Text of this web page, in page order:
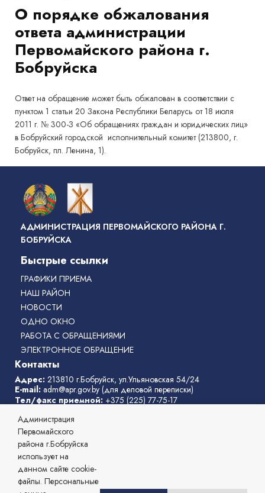
О порядке обжалования
ответа администрации
Первомайского района г.
Бобруйска
Ответ на обращение может быть обжалован в соответствии с
пунктом 1 статьи 20 Закона Республики Беларусь от 18 июля
2011 г. № 300-З «Об обращениях граждан и юридических лиц»
в Бобруйский городской исполнительный комитет (213800, г.
Бобруйск, пл. Ленина, 1).
АДМИНИСТРАЦИЯ ПЕРВОМАЙСКОГО РАЙОНА Г.
БОБРУЙСКА
Быстрые ссылки
ГРАФИКИ ПРИЕМА
НАШ РАЙОН
НОВОСТИ
ОДНО ОКНО
РАБОТА С ОБРАЩЕНИЯМИ
ЭЛЕКТРОННОЕ ОБРАЩЕНИЕ
Контакты
Адрес: 213810 г.Бобруйск, ул.Ульяновская 54/24
E-mail: adm@apr.gov.by (для деловой переписки)
Тел/факс приемной: +375 (225) 77-75-17
Режим работы администрации
13:00 до 14:00
выходные дни:суббота, воскресенье
Телефоны службы «одно окно»
© 2026 Администрация Первомайского района г. Бобруйска,
Официальный сайт.
Администрация
Первомайского
района г.Бобруйска
использует на
данном сайте cookie-
файлы. Персональные